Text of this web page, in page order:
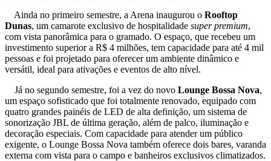
Ainda no primeiro semestre, a Arena inaugurou o Rooftop
Dunas, um camarote exclusivo de hospitalidade super premium,
com vista panorâmica para o gramado. O espaço, que recebeu um
investimento superior a R$ 4 milhões, tem capacidade para até 4 mil
pessoas e foi projetado para oferecer um ambiente dinâmico e
versátil, ideal para ativações e eventos de alto nível.
Já no segundo semestre, foi a vez do novo Lounge Bossa Nova,
um espaço sofisticado que foi totalmente renovado, equipado com
quatro grandes painéis de LED de alta definição, um sistema de
sonorização JBL de última geração, além de palco, iluminação e
decoração especiais. Com capacidade para atender um público
exigente, o Lounge Bossa Nova também oferece dois bares, varanda
externa com vista para o campo e banheiros exclusivos climatizados.